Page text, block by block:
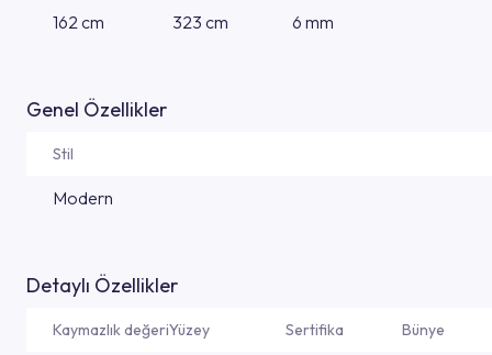
162 cm 323 cm 6 mm
Genel Özellikler
Stil
Modern
Detaylı Özellikler
Kaymazlık değeriYüzey Sertifika Bünye